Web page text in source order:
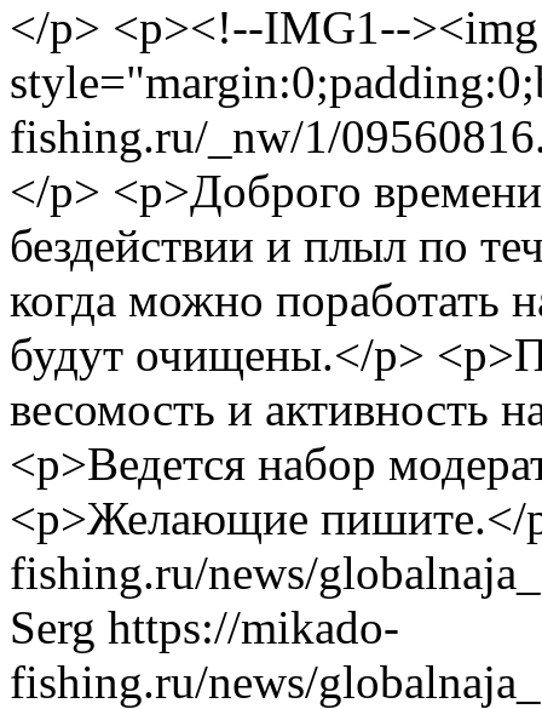
</p> <p><!--IMG1--><img
fishing.ru/_nw/1/
</p> <p>Доброго
бездействии и плыл по
когда можно
будут очищены.</p>
весомость и активность
<p>Ведется набор
<p>Желающие пишите.</
fishing.ru/news/
Serg https://mikado-
fishing.ru/news/